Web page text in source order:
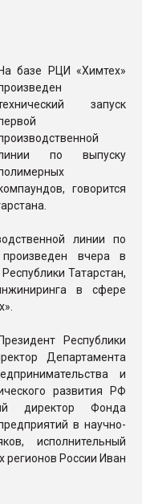
ПЕРЕЙТИ НА
базе РЦИ «Химтех»
запуск
по выпуску
говорится
линии по
вчера в
Татарстан,
в сфере
Республики
Департамента
и
развития РФ
директор Фонда
в научно-
исполнительный
регионов России Иван